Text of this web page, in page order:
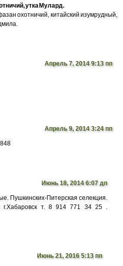
утка Мулард.
охотничий, китайский изумрудный,
Апрель 7, 2014 9:13 пп
Апрель 9, 2014 3:24 пп
Июнь 18, 2014 6:07 дп
Пушкинских-Питерская селекция.
г.Хабаровск т. 8 914 771 34 25 .
Июнь 21, 2016 5:13 пп